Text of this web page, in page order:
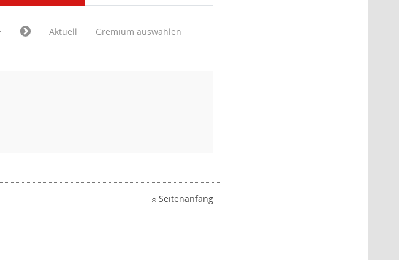
Aktuell Gremium auswählen
Seitenanfang